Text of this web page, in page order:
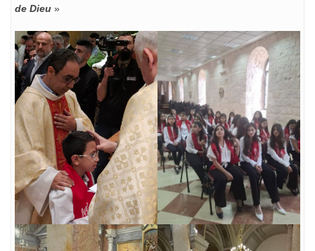
de Dieu »